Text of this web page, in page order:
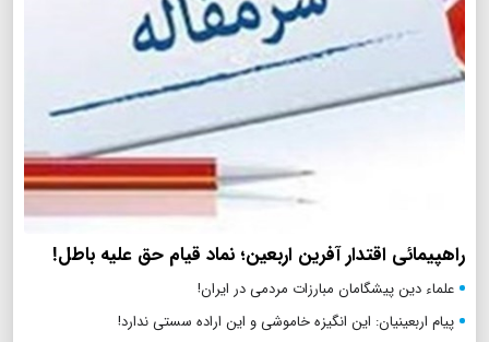
راهپیمائی اقتدار آفرین اربعین؛ نماد قیام حق علیه باطل!
علماء دین پیشگامان مبارزات مردمی در ایران!
پیام اربعینیان: این انگیزه خاموشی و این اراده سستی ندارد!